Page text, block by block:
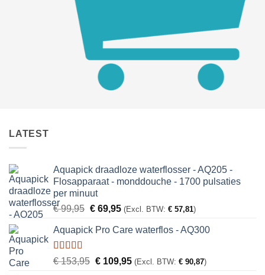
LATEST
Aquapick draadloze waterflosser - AQ205 -
Flosapparaat - monddouche - 1700 pulsaties
per minuut
€99,95 Oorspronkelijke
was:
€69,95Huidige
is:
(Excl. BTW: €57,81)
Aquapick Pro Care waterflos - AQ300
Gewaardeerd
uit 5
€153,95 Oorspronkelijke
€109,95Huidige
(Excl. BTW: €90,87)